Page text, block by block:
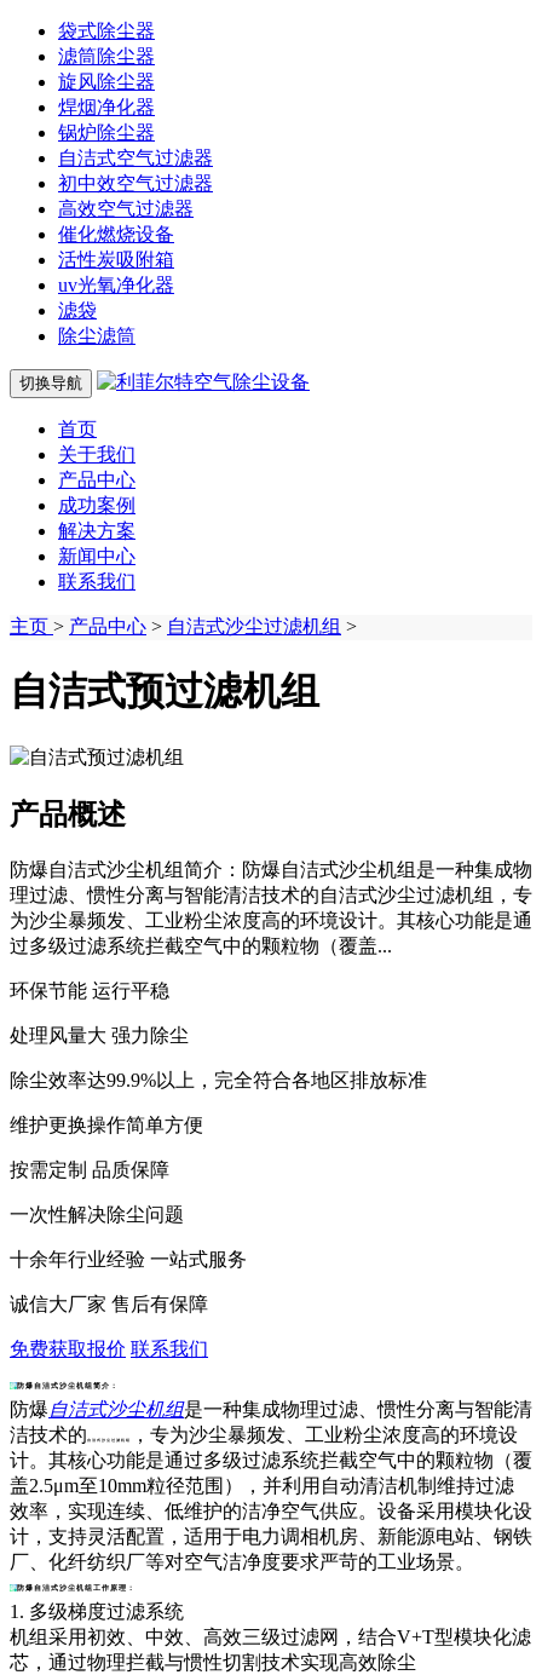
袋式除尘器
滤筒除尘器
旋风除尘器
焊烟净化器
锅炉除尘器
自洁式空气过滤器
初中效空气过滤器
高效空气过滤器
催化燃烧设备
活性炭吸附箱
uv光氧净化器
滤袋
除尘滤筒
切换导航
首页
关于我们
产品中心
成功案例
解决方案
新闻中心
联系我们
主页 > 产品中心 > 自洁式沙尘过滤机组 >
自洁式预过滤机组
产品概述
防爆自洁式沙尘机组简介：防爆自洁式沙尘机组是一种集成物
理过滤、惯性分离与智能清洁技术的自洁式沙尘过滤机组，专
为沙尘暴频发、工业粉尘浓度高的环境设计。其核心功能是通
过多级过滤系统拦截空气中的颗粒物（覆盖...
环保节能 运行平稳
处理风量大 强力除尘
除尘效率达99.9%以上，完全符合各地区排放标准
维护更换操作简单方便
按需定制 品质保障
一次性解决除尘问题
十余年行业经验 一站式服务
诚信大厂家 售后有保障
免费获取报价 联系我们
防爆自洁式沙尘机组简介：
防爆自洁式沙尘机组是一种集成物理过滤、惯性分离与智能清
洁技术的
自洁式沙尘过滤机组
，专为沙尘暴频发、工业粉尘浓度高的环境设
计。其核心功能是通过多级过滤系统拦截空气中的颗粒物（覆
盖2.5μm至10mm粒径范围），并利用自动清洁机制维持过滤
效率，实现连续、低维护的洁净空气供应。设备采用模块化设
计，支持灵活配置，适用于电力调相机房、新能源电站、钢铁
厂、化纤纺织厂等对空气洁净度要求严苛的工业场景。
防爆自洁式沙尘机组工作原理：
1. 多级梯度过滤系统
机组采用初效、中效、高效三级过滤网，结合V+T型模块化滤
芯，通过物理拦截与惯性切割技术实现高效除尘